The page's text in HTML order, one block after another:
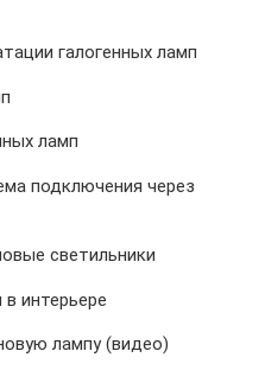
галогенных ламп
ламп
подключения через
светильники
интерьере
лампу (видео)